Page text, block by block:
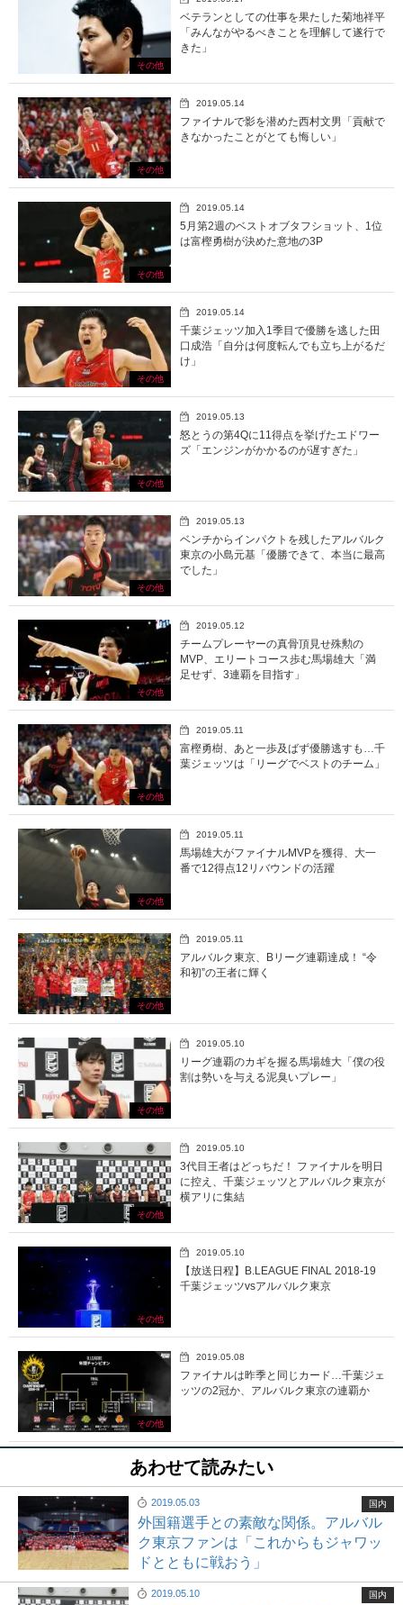
その他
ベテランとしての仕事を果たした菊地祥平
「みんながやるべきことを理解して遂行で
きた」
その他
2019.05.14
ファイナルで影を潜めた西村文男「貢献で
きなかったことがとても悔しい」
その他
2019.05.14
5月第2週のベストオブタフショット、1位
は富樫勇樹が決めた意地の3P
その他
2019.05.14
千葉ジェッツ加入1季目で優勝を逃した田
口成浩「自分は何度転んでも立ち上がるだ
け」
その他
2019.05.13
怒とうの第4Qに11得点を挙げたエドワー
ズ「エンジンがかかるのが遅すぎた」
その他
2019.05.13
ベンチからインパクトを残したアルバルク
東京の小島元基「優勝できて、本当に最高
でした」
その他
2019.05.12
チームプレーヤーの真骨頂見せ殊勲の
MVP、エリートコース歩む馬場雄大「満
足せず、3連覇を目指す」
その他
2019.05.11
富樫勇樹、あと一歩及ばず優勝逃すも…千
葉ジェッツは「リーグでベストのチーム」
その他
2019.05.11
馬場雄大がファイナルMVPを獲得、大一
番で12得点12リバウンドの活躍
その他
2019.05.11
アルバルク東京、Bリーグ連覇達成！ “令
和初”の王者に輝く
その他
2019.05.10
リーグ連覇のカギを握る馬場雄大「僕の役
割は勢いを与える泥臭いプレー」
その他
2019.05.10
3代目王者はどっちだ！ ファイナルを明日
に控え、千葉ジェッツとアルバルク東京が
横アリに集結
その他
2019.05.10
【放送日程】B.LEAGUE FINAL 2018-19
千葉ジェッツvsアルバルク東京
その他
2019.05.08
ファイナルは昨季と同じカード…千葉ジェ
ッツの2冠か、アルバルク東京の連覇か
あわせて読みたい
2019.05.03
外国籍選手との素敵な関係。アルバル
ク東京ファンは「これからもジャワッ
ドとともに戦おう」
国内
2019.05.10 国内